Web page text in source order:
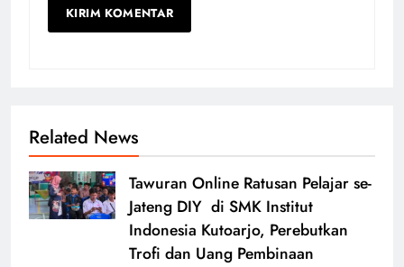
Related News
Tawuran Online Ratusan Pelajar se-
Jateng DIY di SMK Institut
Indonesia Kutoarjo, Perebutkan
Trofi dan Uang Pembinaan